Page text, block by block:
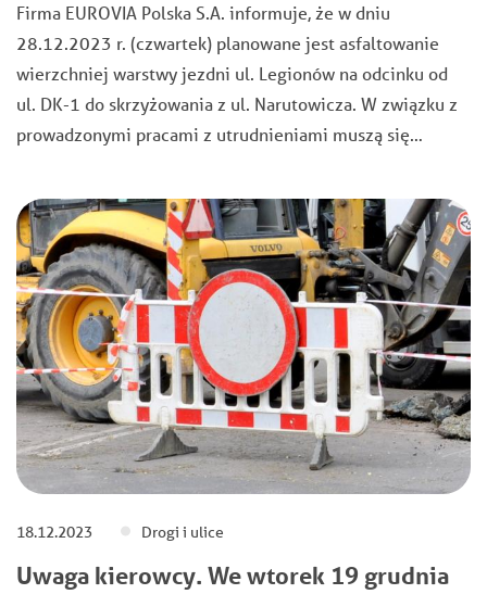
Firma EUROVIA Polska S.A. informuje, że w dniu
28.12.2023 r. (czwartek) planowane jest asfaltowanie
wierzchniej warstwy jezdni ul. Legionów na odcinku od
ul. DK-1 do skrzyżowania z ul. Narutowicza. W związku z
prowadzonymi pracami z utrudnieniami muszą się…
18.12.2023 Drogi i ulice
Uwaga kierowcy. We wtorek 19 grudnia